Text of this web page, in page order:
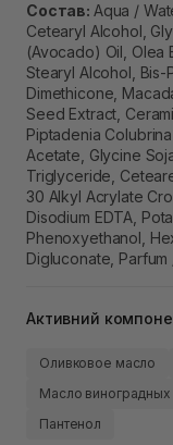
Состав: Aqua /
Cetearyl Alcohol,
(Avocado) Oil, Olea
Stearyl Alcohol, Bis-
Dimethicone,
Seed Extract,
Piptadenia
Acetate, Glycine
Triglyceride,
30 Alkyl Acrylate
Disodium EDTA,
Phenoxyethanol,
Digluconate,
Активний
Оливковое масло
Масло виноградных
Пантенол